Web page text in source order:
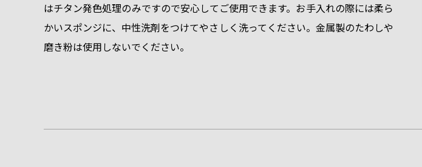
はチタン発色処理のみですので安心してご使用できます。お手入れの際には柔ら
かいスポンジに、中性洗剤をつけてやさしく洗ってください。金属製のたわしや
磨き粉は使用しないでください。